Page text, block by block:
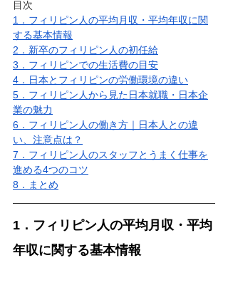
目次
1． フィリピン人の平均月収・平均年収に関
する基本情報
2． 新卒のフィリピン人の初任給
3． フィリピンでの生活費の目安
4． 日本とフィリピンの労働環境の違い
5． フィリピン人から見た日本就職・日本企
業の魅力
6． フィリピン人の働き方｜日本人との違
い、注意点は？
7． フィリピン人のスタッフとうまく仕事を
進める4つのコツ
8． まとめ
1．フィリピン人の平均月収・平均
年収に関する基本情報